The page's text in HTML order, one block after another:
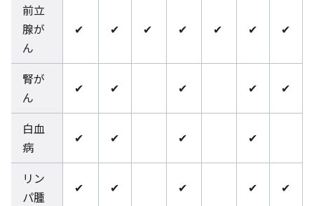
前立
腺が
ん
✔ ✔ ✔ ✔ ✔ ✔ ✔
腎が
ん
✔ ✔ ✔ ✔ ✔
白血
病
✔ ✔ ✔ ✔
リン
パ腫
✔ ✔ ✔ ✔ ✔